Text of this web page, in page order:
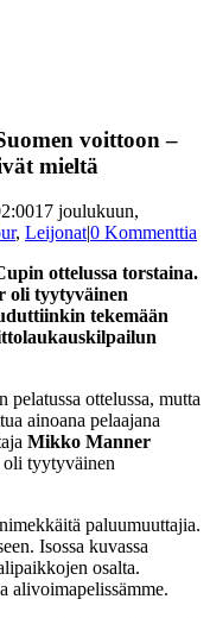
voittoon –
mieltä
17 joulukuun,
, Leijonat|0 Kommenttia
ottelussa torstaina.
oli tyytyväinen
tekemään
pelatussa ottelussa, mutta
ainoana pelaajana
Mikko Manner
oli tyytyväinen
paluumuuttajia.
Isossa kuvassa
osalta.
alivoimapelissämme.